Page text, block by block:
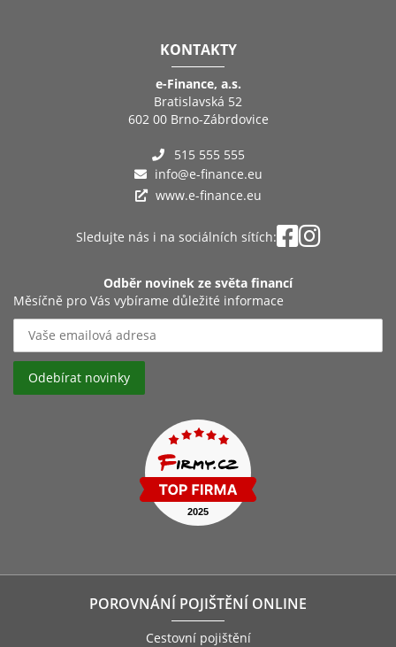
KONTAKTY
e-Finance, a.s.
Bratislavská 52
602 00 Brno-Zábrdovice
515 555 555
info@e-finance.eu
www.e-finance.eu
Sledujte nás i na sociálních sítích:
Odběr novinek ze světa financí
Měsíčně pro Vás vybírame důležité informace
POROVNÁNÍ POJIŠTĚNÍ ONLINE
Cestovní pojištění